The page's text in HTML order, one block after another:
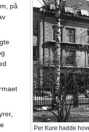
Per Kure hadde
på